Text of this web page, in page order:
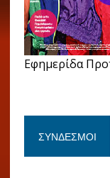
Εφημερίδα
ΣΎΝΔΕΣΜΟΙ